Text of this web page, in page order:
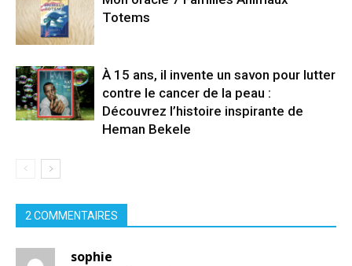
Totems
À 15 ans, il invente un savon pour lutter
contre le cancer de la peau :
Découvrez l’histoire inspirante de
Heman Bekele
2 COMMENTAIRES
sophie